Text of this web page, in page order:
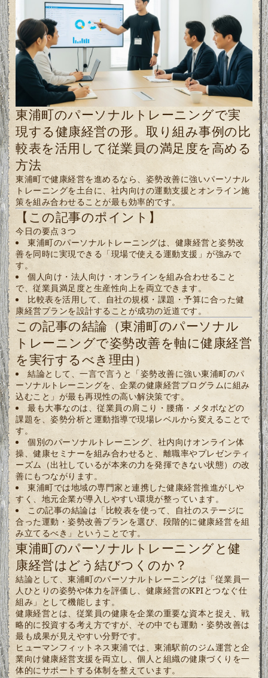
東浦町のパーソナルトレーニングで実
現する健康経営の形。取り組み事例の比
較表を活用して従業員の満足度を高める
方法
東浦町で健康経営を進めるなら、姿勢改善に強いパーソナル
トレーニングを土台に、社内向けの運動支援とオンライン施
策を組み合わせることが最も効率的です。
【この記事のポイント】
今日の要点３つ
東浦町のパーソナルトレーニングは、健康経営と姿勢改
善を同時に実現できる「現場で使える運動支援」が強みで
す。
個人向け・法人向け・オンラインを組み合わせること
で、従業員満足度と生産性向上を両立できます。
比較表を活用して、自社の規模・課題・予算に合った健
康経営プランを設計することが成功の近道です。
この記事の結論（東浦町のパーソナル
トレーニングで姿勢改善を軸に健康経営
を実行するべき理由）
結論として、一言で言うと「姿勢改善に強い東浦町のパ
ーソナルトレーニングを、企業の健康経営プログラムに組み
込むこと」が最も再現性の高い解決策です。
最も大事なのは、従業員の肩こり・腰痛・メタボなどの
課題を、姿勢分析と運動指導で現場レベルから変えることで
す。
個別のパーソナルトレーニング、社内向けオンライン体
操、健康セミナーを組み合わせると、離職率やプレゼンティ
ーズム（出社しているが本来の力を発揮できない状態）の改
善にもつながります。
東浦町では地域の専門家と連携した健康経営推進がしや
すく、地元企業が導入しやすい環境が整っています。
この記事の結論は「比較表を使って、自社のステージに
合った運動・姿勢改善プランを選び、段階的に健康経営を組
み立てるべき」ということです。
東浦町のパーソナルトレーニングと健
康経営はどう結びつくのか？
結論として、東浦町のパーソナルトレーニングは「従業員一
人ひとりの姿勢や体力を評価し、健康経営のKPIとつなぐ仕
組み」として機能します。
健康経営とは、従業員の健康を企業の重要な資本と捉え、戦
略的に投資する考え方ですが、その中でも運動・姿勢改善は
最も成果が見えやすい分野です。
ヒューマンフィットネス東浦では、東浦駅前のジム運営と企
業向け健康経営支援を両立し、個人と組織の健康づくりを一
体的にサポートする体制を整えています。